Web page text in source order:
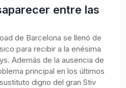
entre las
de Barcelona se llenó de
para recibir a la enésima
Además de la ausencia de
principal en los últimos
digno del gran Stiv